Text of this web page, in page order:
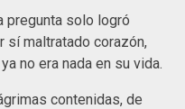
pregunta solo logró
sí maltratado corazón,
no era nada en su vida.
contenidas, de